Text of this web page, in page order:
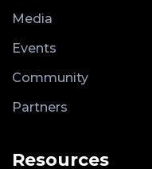
Media
Events
Community
Partners
Resources